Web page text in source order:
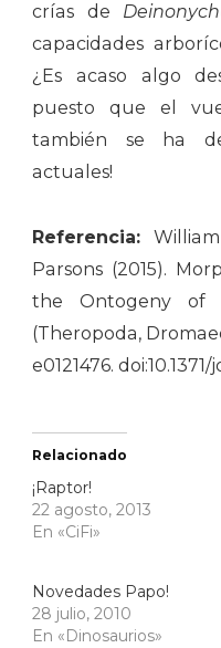
crías de
capacidades
¿Es acaso algo
puesto que el
también se ha
actuales!
Referencia:
Parsons (2015).
the Ontogeny of
(Theropoda,
e0121476.
Relacionado
¡Raptor!
22 agosto, 2013
En «CiFi»
Novedades Papo!
28 julio, 2010
En «Dinosaurios»